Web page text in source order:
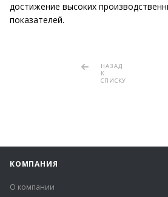
достижение высоких
показателей.
НАЗАД
К
СПИСКУ
КОМПАНИЯ
О компании